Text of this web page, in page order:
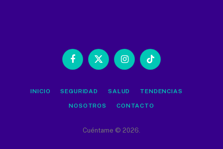
Facebook
X
InstagramTikTok
INICIO SEGURIDAD SALUD TENDENCIAS
NOSOTROS CONTACTO
Cuéntame © 2026.